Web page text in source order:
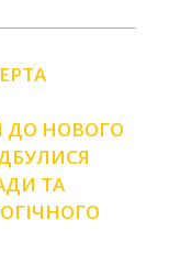
ДО НОВОГО
ТА